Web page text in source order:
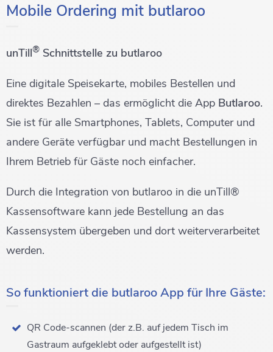
Mobile Ordering mit butlaroo
unTill® Schnittstelle zu butlaroo
Eine digitale Speisekarte, mobiles Bestellen und
direktes Bezahlen – das ermöglicht die App Butlaroo.
Sie ist für alle Smartphones, Tablets, Computer und
andere Geräte verfügbar und macht Bestellungen in
Ihrem Betrieb für Gäste noch einfacher.
Durch die Integration von butlaroo in die unTill®
Kassensoftware kann jede Bestellung an das
Kassensystem übergeben und dort weiterverarbeitet
werden.
So funktioniert die butlaroo App für Ihre Gäste:
QR Code-scannen (der z.B. auf jedem Tisch im
Gastraum aufgeklebt oder aufgestellt ist)